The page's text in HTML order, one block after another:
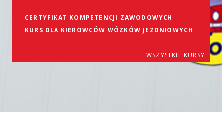
CERTYFIKAT KOMPETENCJI ZAWODOWYCH
KURS DLA KIEROWCÓW WÓZKÓW JEZDNIOWYCH
WSZYSTKIE KURSY